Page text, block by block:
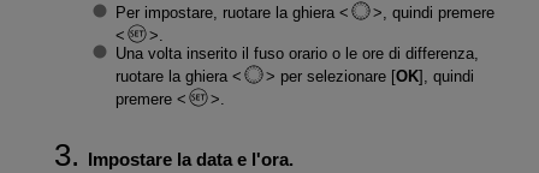
Per impostare, ruotare la ghiera
, quindi premere
Una volta inserito il fuso orario o le ore di differenza,
ruotare la ghiera
per selezionare [OK], quindi
premere
Impostare la data e l'ora.